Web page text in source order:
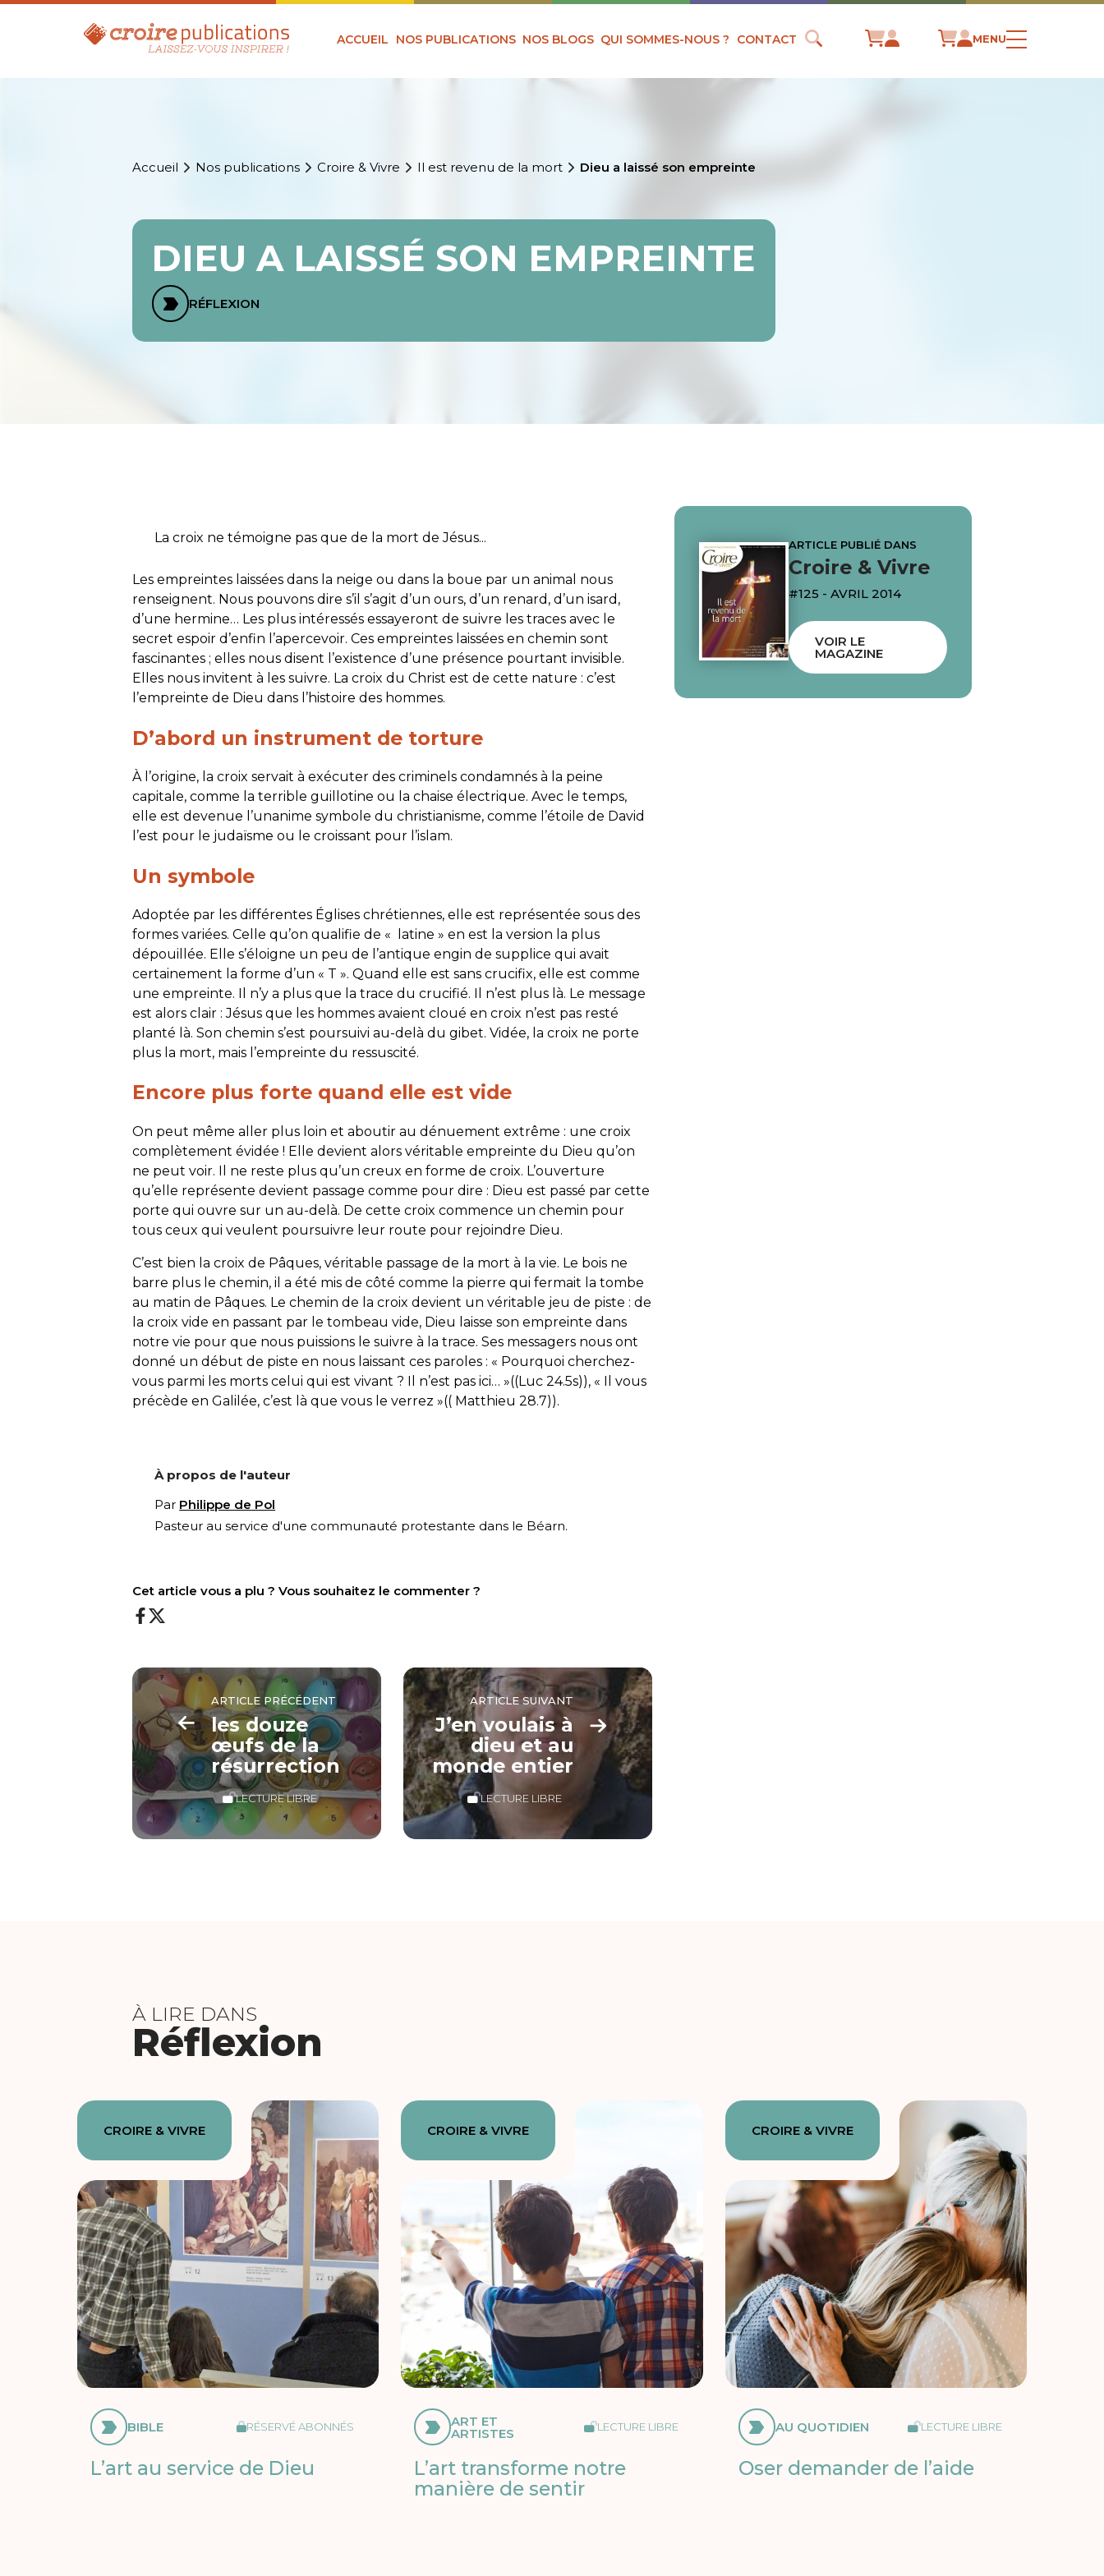
ACCUEIL NOS PUBLICATIONS NOS BLOGS QUI SOMMES-NOUS ? CONTACT MENU
Accueil Nos publications Croire & Vivre Il est revenu de la mort Dieu a laissé son empreinte
DIEU A LAISSÉ SON EMPREINTE
RÉFLEXION
La croix ne témoigne pas que de la mort de Jésus...
Les empreintes laissées dans la neige ou dans la boue par un animal nous
renseignent. Nous pouvons dire s’il s’agit d’un ours, d’un renard, d’un isard,
d’une hermine… Les plus intéressés essayeront de suivre les traces avec le
secret espoir d’enfin l’apercevoir. Ces empreintes laissées en chemin sont
fascinantes ; elles nous disent l’existence d’une présence pourtant invisible.
Elles nous invitent à les suivre. La croix du Christ est de cette nature : c’est
l’empreinte de Dieu dans l’histoire des hommes.
D’abord un instrument de torture
À l’origine, la croix servait à exécuter des criminels condamnés à la peine
capitale, comme la terrible guillotine ou la chaise électrique. Avec le temps,
elle est devenue l’unanime symbole du christianisme, comme l’étoile de David
l’est pour le judaïsme ou le croissant pour l’islam.
Un symbole
Adoptée par les différentes Églises chrétiennes, elle est représentée sous des
formes variées. Celle qu’on qualifie de « latine » en est la version la plus
dépouillée. Elle s’éloigne un peu de l’antique engin de supplice qui avait
certainement la forme d’un « T ». Quand elle est sans crucifix, elle est comme
une empreinte. Il n’y a plus que la trace du crucifié. Il n’est plus là. Le message
est alors clair : Jésus que les hommes avaient cloué en croix n’est pas resté
planté là. Son chemin s’est poursuivi au-delà du gibet. Vidée, la croix ne porte
plus la mort, mais l’empreinte du ressuscité.
Encore plus forte quand elle est vide
On peut même aller plus loin et aboutir au dénuement extrême : une croix
complètement évidée ! Elle devient alors véritable empreinte du Dieu qu’on
ne peut voir. Il ne reste plus qu’un creux en forme de croix. L’ouverture
qu’elle représente devient passage comme pour dire : Dieu est passé par cette
porte qui ouvre sur un au-delà. De cette croix commence un chemin pour
tous ceux qui veulent poursuivre leur route pour rejoindre Dieu.
C’est bien la croix de Pâques, véritable passage de la mort à la vie. Le bois ne
barre plus le chemin, il a été mis de côté comme la pierre qui fermait la tombe
au matin de Pâques. Le chemin de la croix devient un véritable jeu de piste : de
la croix vide en passant par le tombeau vide, Dieu laisse son empreinte dans
notre vie pour que nous puissions le suivre à la trace. Ses messagers nous ont
donné un début de piste en nous laissant ces paroles : « Pourquoi cherchez-
vous parmi les morts celui qui est vivant ? Il n’est pas ici… »((Luc 24.5s)), « Il vous
précède en Galilée, c’est là que vous le verrez »(( Matthieu 28.7)).
À propos de l'auteur
Par Philippe de Pol
Pasteur au service d'une communauté protestante dans le Béarn.
Cet article vous a plu ? Vous souhaitez le commenter ?
ARTICLE PRÉCÉDENT
les douze
œufs de la
résurrection
LECTURE LIBRE
ARTICLE SUIVANT
J’en voulais à
dieu et au
monde entier
LECTURE LIBRE
ARTICLE PUBLIÉ DANS
Croire & Vivre
#125 - AVRIL 2014
VOIR LE
MAGAZINE
À LIRE DANS
Réflexion
CROIRE & VIVRE
BIBLE RÉSERVÉ ABONNÉS
L’art au service de Dieu
CROIRE & VIVRE
ART ET
ARTISTES LECTURE LIBRE
L’art transforme notre
manière de sentir
CROIRE & VIVRE
AU QUOTIDIEN LECTURE LIBRE
Oser demander de l’aide